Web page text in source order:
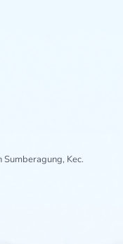
Sumberagung, Kec.